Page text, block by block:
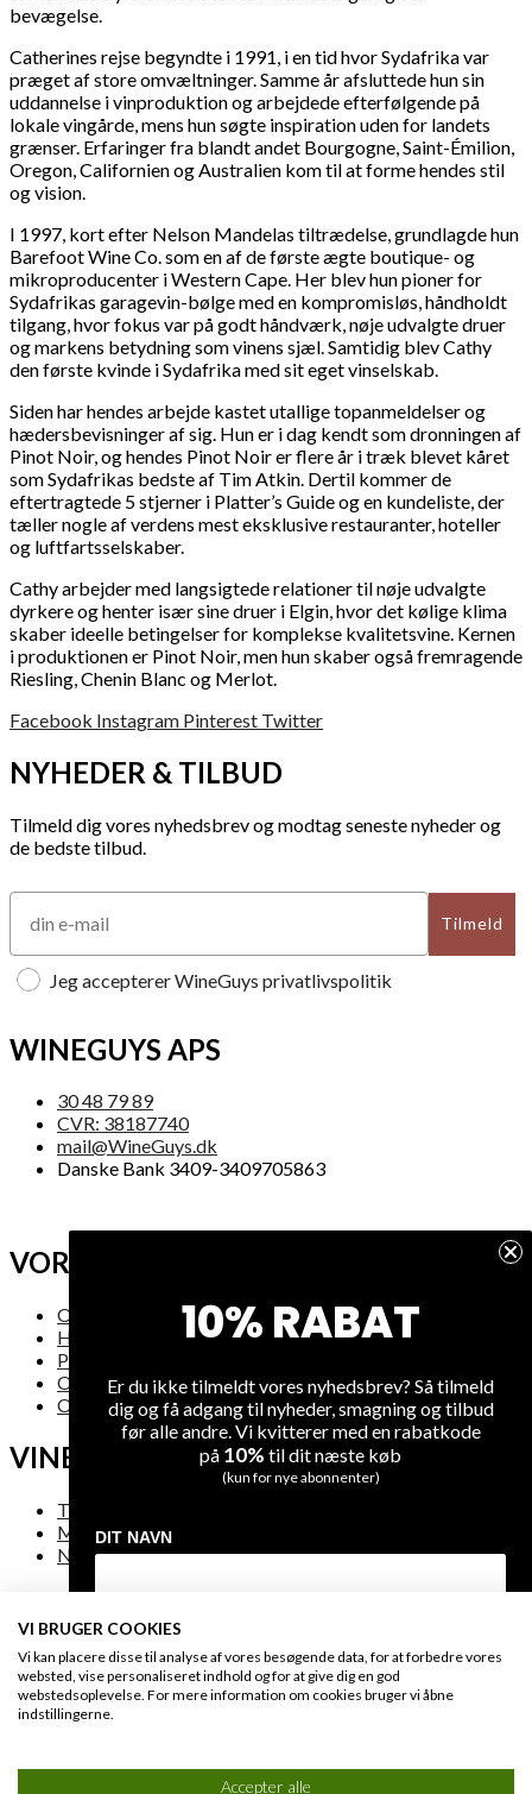
bevægelse.
Catherines rejse begyndte i 1991, i en tid hvor Sydafrika var
præget af store omvæltninger. Samme år afsluttede hun sin
uddannelse i vinproduktion og arbejdede efterfølgende på
lokale vingårde, mens hun søgte inspiration uden for landets
grænser. Erfaringer fra blandt andet Bourgogne, Saint-Émilion,
Oregon, Californien og Australien kom til at forme hendes stil
og vision.
I 1997, kort efter Nelson Mandelas tiltrædelse, grundlagde hun
Barefoot Wine Co. som en af de første ægte boutique- og
mikroproducenter i Western Cape. Her blev hun pioner for
Sydafrikas garagevin-bølge med en kompromisløs, håndholdt
tilgang, hvor fokus var på godt håndværk, nøje udvalgte druer
og markens betydning som vinens sjæl. Samtidig blev Cathy
den første kvinde i Sydafrika med sit eget vinselskab.
Siden har hendes arbejde kastet utallige topanmeldelser og
hædersbevisninger af sig. Hun er i dag kendt som dronningen af
Pinot Noir, og hendes Pinot Noir er flere år i træk blevet kåret
som Sydafrikas bedste af Tim Atkin. Dertil kommer de
eftertragtede 5 stjerner i Platter’s Guide og en kundeliste, der
tæller nogle af verdens mest eksklusive restauranter, hoteller
og luftfartsselskaber.
Cathy arbejder med langsigtede relationer til nøje udvalgte
dyrkere og henter især sine druer i Elgin, hvor det kølige klima
skaber ideelle betingelser for komplekse kvalitetsvine. Kernen
i produktionen er Pinot Noir, men hun skaber også fremragende
Riesling, Chenin Blanc og Merlot.
Facebook Instagram Pinterest Twitter
NYHEDER & TILBUD
Tilmeld dig vores nyhedsbrev og modtag seneste nyheder og
de bedste tilbud.
Tilmeld
Jeg accepterer WineGuys privatlivspolitik
WINEGUYS APS
30 48 79 89
CVR: 38187740
mail@WineGuys.dk
Danske Bank 3409-3409705863
VORES FIRMA
Om os
Handelsbetingelser
Privatlivsregler
Om levering
Oversigt over hjemmesiden
VINE
Tilbud
Mest solgte vine
Nye vine
FAQ
Kontakt os
Sikker betaling
Fortrudt køb
VI BRUGER COOKIES
Vi kan placere disse til analyse af vores besøgende data, for at forbedre vores
websted, vise personaliseret indhold og for at give dig en god
webstedsoplevelse. For mere information om cookies bruger vi åbne
indstillingerne.
Accepter alle
10% RABAT
Er du ikke tilmeldt vores nyhedsbrev? Så tilmeld
dig og få adgang til nyheder, smagning og tilbud
før alle andre. Vi kvitterer med en rabatkode
på 10% til dit næste køb
(kun for nye abonnenter)
DIT NAVN
DIN EMAIL